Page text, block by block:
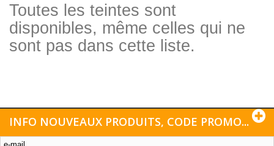
Toutes les teintes sont
disponibles, même celles qui ne
sont pas dans cette liste.
INFO NOUVEAUX PRODUITS, CODE PROMO...